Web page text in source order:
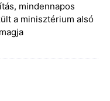
mindennapos
a minisztérium alsó